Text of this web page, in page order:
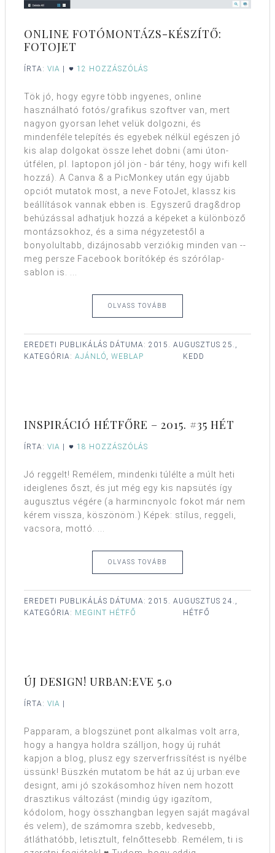
ONLINE FOTÓMONTÁZS-KÉSZÍTŐ:
FOTOJET
ÍRTA: VIA 12 HOZZÁSZÓLÁS
Tök jó, hogy egyre több ingyenes, online
használható fotós/grafikus szoftver van, mert
nagyon gyorsan lehet velük dolgozni, és
mindenféle telepítés és egyebek nélkül egészen jó
kis alap dolgokat össze lehet dobni (ami úton-
útfélen, pl. laptopon jól jön - bár tény, hogy wifi kell
hozzá). A Canva & a PicMonkey után egy újabb
opciót mutatok most, a neve FotoJet, klassz kis
beállítások vannak ebben is. Egyszerű drag&drop
behúzással adhatjuk hozzá a képeket a különböző
montázsokhoz, és a sima négyzetestől a
bonyolultabb, dizájnosabb verziókig minden van --
meg persze Facebook borítókép és szórólap-
sablon is. ...
OLVASS TOVÁBB
EREDETI PUBLIKÁLÁS DÁTUMA: 2015. AUGUSZTUS 25.,
KEDD
KATEGÓRIA: AJÁNLÓ, WEBLAP
INSPIRÁCIÓ HÉTFŐRE – 2015. #35 HÉT
ÍRTA: VIA 18 HOZZÁSZÓLÁS
Jó reggelt! Remélem, mindenki túlélte a múlt heti
ideiglenes őszt, és jut még egy kis napsütés így
augusztus végére (a harmincnyolc fokot már nem
kérem vissza, köszönöm.) Képek: stílus, reggeli,
vacsora, mottó. ...
OLVASS TOVÁBB
EREDETI PUBLIKÁLÁS DÁTUMA: 2015. AUGUSZTUS 24.,
HÉTFŐ
KATEGÓRIA: MEGINT HÉTFŐ
ÚJ DESIGN! URBAN:EVE 5.0
ÍRTA: VIA |
Papparam, a blogszünet pont alkalmas volt arra,
hogy a hangya holdra szálljon, hogy új ruhát
kapjon a blog, plusz egy szerverfrissítést is nyélbe
üssünk! Büszkén mutatom be hát az új urban:eve
designt, ami jó szokásomhoz híven nem hozott
drasztikus változást (mindig úgy igazítom,
kódolom, hogy összhangban legyen saját magával
és velem), de számomra szebb, kedvesebb,
átláthatóbb, letisztult, felnőttesebb. Remélem, ti is